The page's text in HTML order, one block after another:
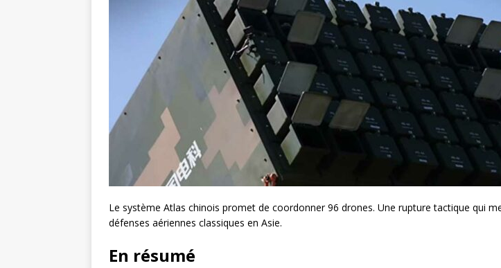
Le système Atlas chinois promet de coordonner 96 drones. Une rupture tactique qui
défenses aériennes classiques en Asie.
En résumé